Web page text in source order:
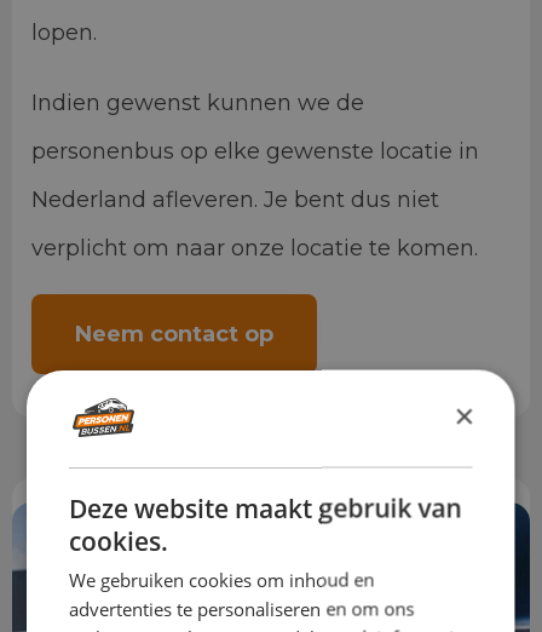
lopen.
Indien gewenst kunnen we de
personenbus op elke gewenste locatie in
Nederland afleveren. Je bent dus niet
verplicht om naar onze locatie te komen.
Neem contact op
×
Deze website maakt gebruik van
cookies.
We gebruiken cookies om inhoud en
advertenties te personaliseren en om ons